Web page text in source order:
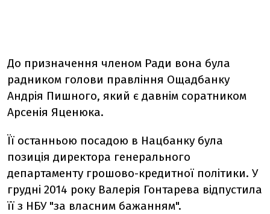
До призначення членом Ради вона була
радником голови правління Ощадбанку
Андрія Пишного, який є давнім соратником
Арсенія Яценюка.
Її останньою посадою в Нацбанку була
позиція директора генерального
департаменту грошово-кредитної політики. У
грудні 2014 року Валерія Гонтарева відпустила
її з НБУ "за власним бажанням".